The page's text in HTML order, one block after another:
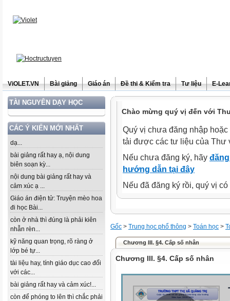
ViOLET.VN Bài giảng Giáo án Đề thi & Kiểm tra Tư liệu E-
TÀI NGUYÊN DẠY HỌC
CÁC Ý KIẾN MỚI NHẤT
dạ...
bài giảng rất hay ạ, nội dung
biên soạn kỳ...
nội dung bài giảng rất hay và
cảm xúc ạ ...
Giáo án điện tử: Truyện mèo hoa
đi học Bài...
còn ở nhà thì đúng là phải kiên
nhẫn rèn...
kỹ năng quan trọng, rõ ràng ở
lớp bé tự...
tài liệu hay, tính giáo dục cao đối
với các...
bài giảng rất hay và cảm xúc!...
còn để phóng to lên thì chắc phải
Chào mừng quý vị đến với
Quý vị chưa đăng nhập
tải được các tư liệu của Thư
Nếu chưa đăng ký, hãy
hướng dẫn tại đây
Nếu đã đăng ký rồi, quý vị
Gốc > Trung học phổ thông > Toán học >
Chương III. §4. Cấp số nhân
Chương III. §4. Cấp số nhân